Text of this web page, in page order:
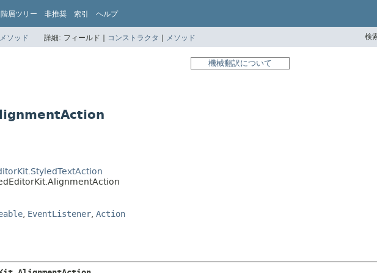
階層ツリー 非推奨 索引 ヘルプ
メソッド 詳細: フィールド | コンストラクタ | メソッド 検
機械翻訳について
EventListener Action